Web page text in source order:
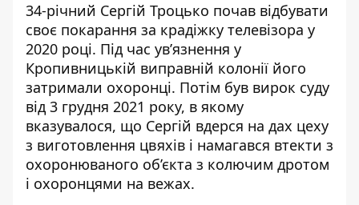
34-річний Сергій Троцько почав відбувати
своє покарання за крадіжку телевізора у
2020 році. Під час ув’язнення у
Кропивницькій виправній колонії його
затримали охоронці. Потім був вирок суду
від 3 грудня 2021 року, в якому
вказувалося, що Сергій вдерся на дах цеху
з виготовлення цвяхів і намагався втекти з
охоронюваного об’єкта з колючим дротом
і охоронцями на вежах.